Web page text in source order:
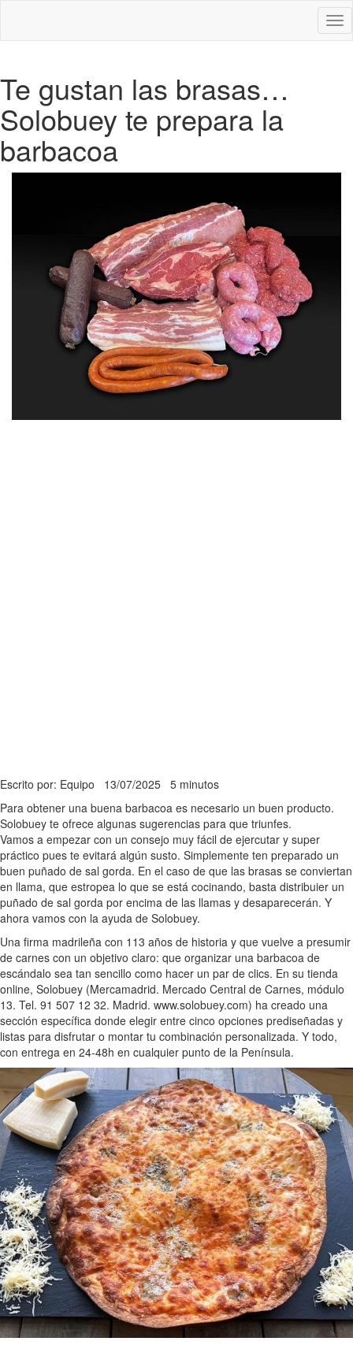
Te gustan las brasas…
Solobuey te prepara la
barbacoa
Escrito por: Equipo 13/07/2025 5 minutos
Para obtener una buena barbacoa es necesario un buen producto.
Solobuey te ofrece algunas sugerencias para que triunfes.
Vamos a empezar con un consejo muy fácil de ejercutar y super
práctico pues te evitará algún susto. Simplemente ten preparado un
buen puñado de sal gorda. En el caso de que las brasas se conviertan
en llama, que estropea lo que se está cocinando, basta distribuier un
puñado de sal gorda por encima de las llamas y desaparecerán. Y
ahora vamos con la ayuda de Solobuey.
Una firma madrileña con 113 años de historia y que vuelve a presumir
de carnes con un objetivo claro: que organizar una barbacoa de
escándalo sea tan sencillo como hacer un par de clics. En su tienda
online, Solobuey (Mercamadrid. Mercado Central de Carnes, módulo
13. Tel. 91 507 12 32. Madrid. www.solobuey.com) ha creado una
sección específica donde elegir entre cinco opciones prediseñadas y
listas para disfrutar o montar tu combinación personalizada. Y todo,
con entrega en 24-48h en cualquier punto de la Península.